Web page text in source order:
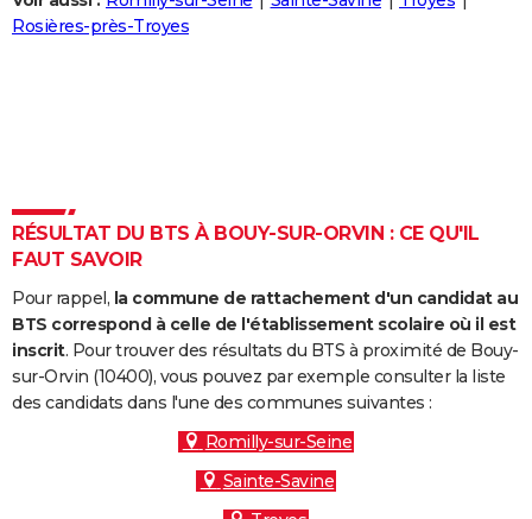
Destinations
City break
Voyage nature
Voyage de noces
Forum
Climat
+
PHOTO
Carte de Noël
Carte Bonne année
Carte Saint-Valentin
Carte Pâques
Carte d'anniversaire
DICTIONNAIRE
Dictionnaire
Biographies
Citations
Expressions
Proverbes
PROGRAMME TV
COPAINS D'AVANT
S'inscrire
Se connecter
Lycées
Collèges
Primaires
Universités
Entreprises
Service militaire
Avis de recherche
AVIS DE DÉCÈS
FORUM
Rosières-près-Troyes
RÉSULTAT DU BTS À BOUY-SUR-ORVIN : CE QU'IL
FAUT SAVOIR
Pour rappel, la commune de rattachement d'un candidat au
BTS correspond à celle de l'établissement scolaire où il est
inscrit. Pour trouver des résultats du BTS à proximité de Bouy-
sur-Orvin (10400), vous pouvez par exemple consulter la liste
des candidats dans l'une des communes suivantes :
Romilly-sur-Seine
Sainte-Savine